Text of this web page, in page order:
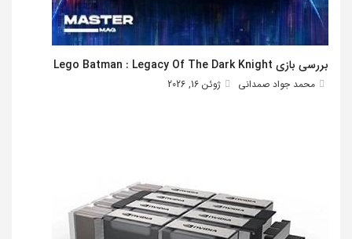
بررسی بازی Lego Batman : Legacy Of The Dark Knight
محمد جواد صمدانی ژوئن 16, 2026